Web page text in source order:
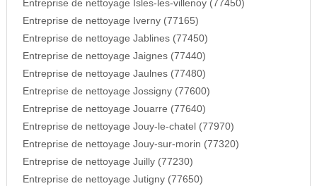
Entreprise de nettoyage Isles-les-villenoy (77450)
Entreprise de nettoyage Iverny (77165)
Entreprise de nettoyage Jablines (77450)
Entreprise de nettoyage Jaignes (77440)
Entreprise de nettoyage Jaulnes (77480)
Entreprise de nettoyage Jossigny (77600)
Entreprise de nettoyage Jouarre (77640)
Entreprise de nettoyage Jouy-le-chatel (77970)
Entreprise de nettoyage Jouy-sur-morin (77320)
Entreprise de nettoyage Juilly (77230)
Entreprise de nettoyage Jutigny (77650)